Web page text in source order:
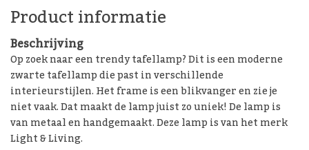
Product informatie
Beschrijving
Op zoek naar een trendy tafellamp? Dit is een moderne
zwarte tafellamp die past in verschillende
interieurstijlen. Het frame is een blikvanger en zie je
niet vaak. Dat maakt de lamp juist zo uniek! De lamp is
van metaal en handgemaakt. Deze lamp is van het merk
Light & Living.